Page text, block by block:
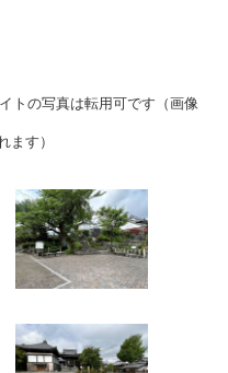
トの写真は転用可です（画像
ます）